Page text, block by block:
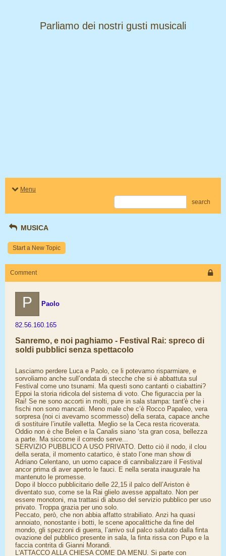
​​​​​​​Parliamo dei nostri gusti musicali
Menu
search
MUSICA
Start a New Topic
Comment
P Paolo
82.56.160.165
Sanremo, e noi paghiamo - Festival Rai: spreco di
soldi pubblici senza spettacolo
Lasciamo perdere Luca e Paolo, ce li potevamo risparmiare, e
sorvoliamo anche sull’ondata di stecche che si è abbattuta sul
Festival come uno tsunami. Ma questi sono cantanti o ciabattini?
Eppoi la storia ridicola del sistema di voto. Che figuraccia per la
Rai! Se ne sono accorti in molti, pure in sala stampa: tant'è che i
fischi non sono mancati. Meno male che c’è Rocco Papaleo, vera
sorpresa (noi ci avevamo scommesso) della serata, capace anche
di sostituire l’inutile valletta. Meglio se la Ceca resta ricoverata.
Oddio non è che Belen e la Canalis siano ‘sta gran cosa, bellezza
a parte. Ma siccome il corredo serve...
SERVIZIO PUBBLICO A USO PRIVATO. Detto ciò il nodo, il clou
della serata, il momento catartico, è stato l’one man show di
Adriano Celentano, un uomo capace di cannibalizzare il Festival
ancor prima di aver aperto le fauci. E nella serata inaugurale ha
mantenuto le promesse.
Dopo il blocco pubblicitario delle 22,15 il palco dell’Ariston è
diventato suo, come se la Rai glielo avesse appaltato. Non per
essere monotoni, ma trattasi di abuso del servizio pubblico per uso
privato. Troppa grazia per uno solo.
Peccato, però, che non abbia affatto strabiliato. Anzi ha quasi
annoiato, nonostante i botti, le scene apocalittiche da fine del
mondo, gli spezzoni di guerra, l’arrivo sul palco salutato dalla finta
ovazione del pubblico presente in sala, la finta rissa con Pupo e la
faccia contrita di Gianni Morandi.
L'ATTACCO ALLA CHIESA COME DA MENU. Si parte con